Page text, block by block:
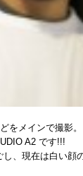
をメインで撮影。
A2 です!!!
、現在は白い顔